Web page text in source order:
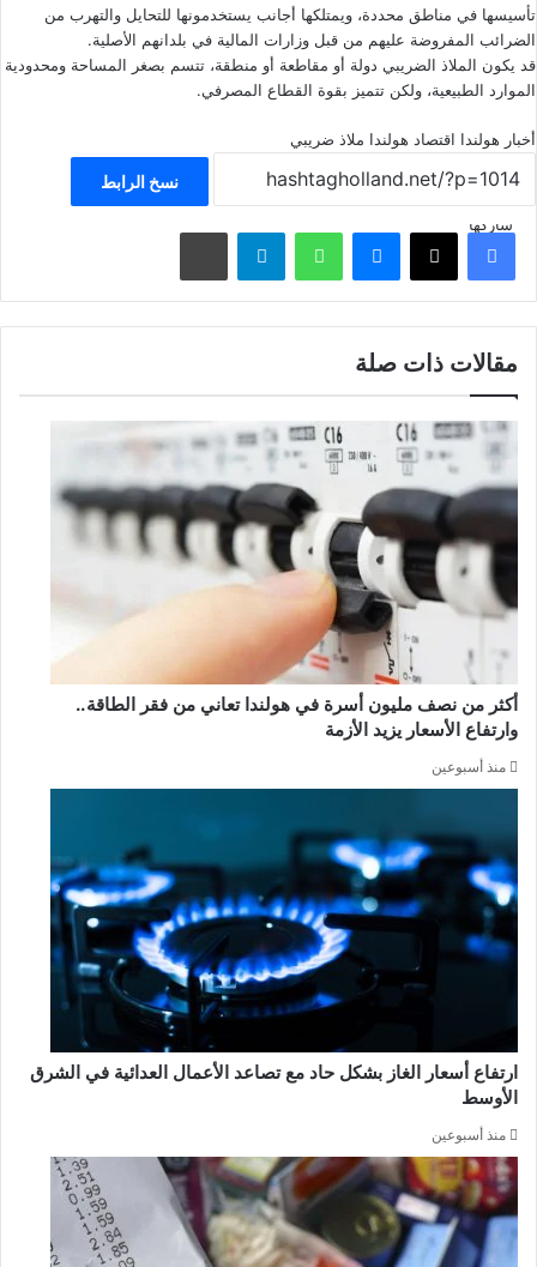
تأسيسها في مناطق محددة، ويمتلكها أجانب يستخدمونها للتحايل والتهرب من
الضرائب المفروضة عليهم من قبل وزارات المالية في بلدانهم الأصلية.
قد يكون الملاذ الضريبي دولة أو مقاطعة أو منطقة، تتسم بصغر المساحة ومحدودية
الموارد الطبيعية، ولكن تتميز بقوة القطاع المصرفي.
أخبار هولندا اقتصاد هولندا ملاذ ضريبي
نسخ الرابط
شاركهافيسبوك ‫X ماسنجر واتساب تيلقرام مشاركة عبر البريد
مقالات ذات صلة
أكثر من نصف مليون أسرة في هولندا تعاني من فقر الطاقة..
وارتفاع الأسعار يزيد الأزمة
منذ أسبوعين
ارتفاع أسعار الغاز بشكل حاد مع تصاعد الأعمال العدائية في الشرق
الأوسط
منذ أسبوعين